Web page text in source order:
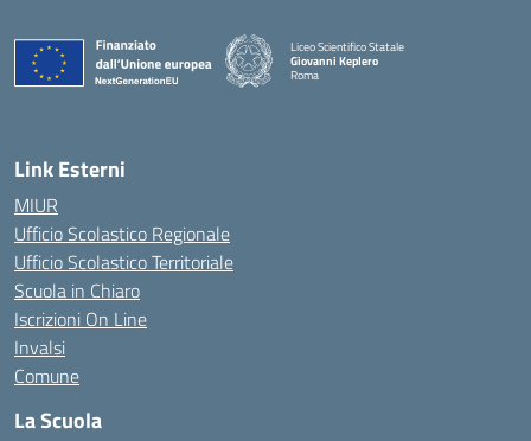
Liceo Scientifico Statale
Giovanni Keplero
Roma
Link Esterni
MIUR
Ufficio Scolastico Regionale
Ufficio Scolastico Territoriale
Scuola in Chiaro
Iscrizioni On Line
Invalsi
Comune
La Scuola